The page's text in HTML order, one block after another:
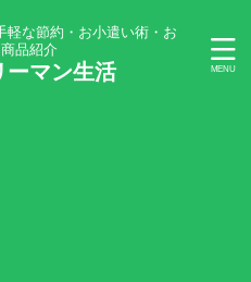
軽な節約・お小遣い術・お
品紹介
ーマン生活